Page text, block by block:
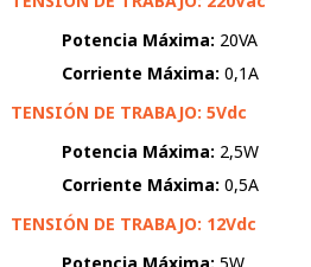
Potencia Máxima: 20VA
Corriente Máxima: 0,1A
TENSIÓN DE TRABAJO: 5Vdc
Potencia Máxima: 2,5W
Corriente Máxima: 0,5A
TENSIÓN DE TRABAJO: 12Vdc